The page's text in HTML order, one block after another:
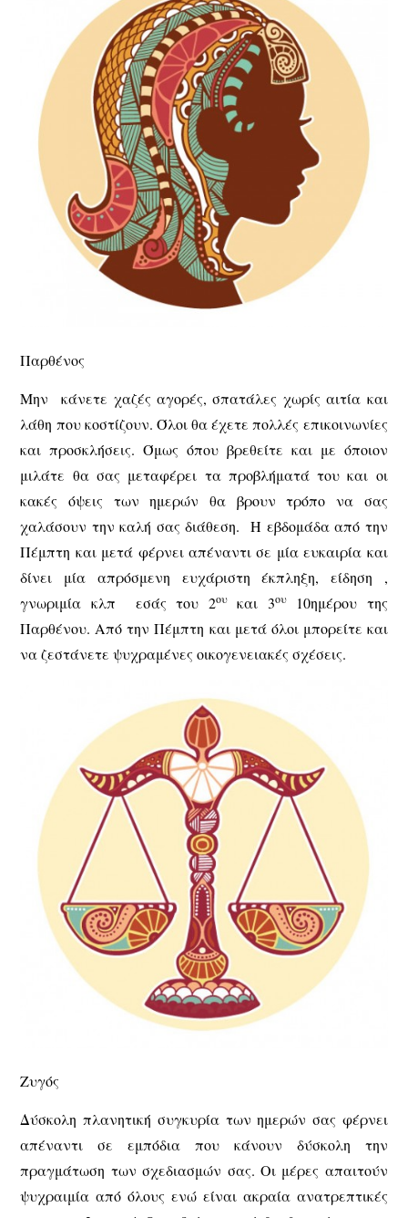
Παρθένος
Μην κάνετε χαζές αγορές, σπατάλες χωρίς αιτία και
λάθη που κοστίζουν. Όλοι θα έχετε πολλές επικοινωνίες
και προσκλήσεις. Όμως όπου βρεθείτε και με όποιον
μιλάτε θα σας μεταφέρει τα προβλήματά του και οι
κακές όψεις των ημερών θα βρουν τρόπο να σας
χαλάσουν την καλή σας διάθεση. Η εβδομάδα από την
Πέμπτη και μετά φέρνει απέναντι σε μία ευκαιρία και
δίνει μία απρόσμενη ευχάριστη έκπληξη, είδηση ,
γνωριμία κλπ εσάς του 2ουκαι 3ου10ημέρου της
Παρθένου. Από την Πέμπτη και μετά όλοι μπορείτε και
να ζεστάνετε ψυχραμένες οικογενειακές σχέσεις.
Ζυγός
Δύσκολη πλανητική συγκυρία των ημερών σας φέρνει
απέναντι σε εμπόδια που κάνουν δύσκολη την
πραγμάτωση των σχεδιασμών σας. Οι μέρες απαιτούν
ψυχραιμία από όλους ενώ είναι ακραία ανατρεπτικές